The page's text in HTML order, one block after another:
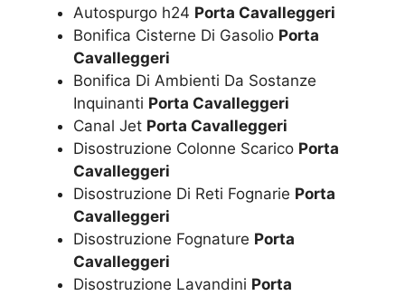
Autospurgo h24 Porta Cavalleggeri
Bonifica Cisterne Di Gasolio Porta
Cavalleggeri
Bonifica Di Ambienti Da Sostanze
Inquinanti Porta Cavalleggeri
Canal Jet Porta Cavalleggeri
Disostruzione Colonne Scarico Porta
Cavalleggeri
Disostruzione Di Reti Fognarie Porta
Cavalleggeri
Disostruzione Fognature Porta
Cavalleggeri
Disostruzione Lavandini Porta